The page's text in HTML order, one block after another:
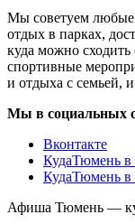
Мы советуем
отдых в парках,
куда можно сходить
спортивные
и отдыха с семьей,
Мы в социальных
Вконтакте
КудаТюмень в
КудаТюмень в
Афиша Тюмень —